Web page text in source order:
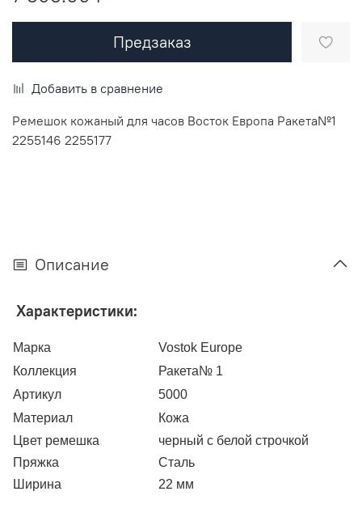
Предзаказ
Добавить в сравнение
Ремешок кожаный для часов Восток Европа Ракета№1
2255146 2255177
Описание
Характеристики:
Марка
Vostok Europe
Коллекция
Ракета№ 1
Артикул
5000
Материал
Кожа
Цвет ремешка
черный с белой строчкой
Пряжка
Сталь
Ширина
22 мм